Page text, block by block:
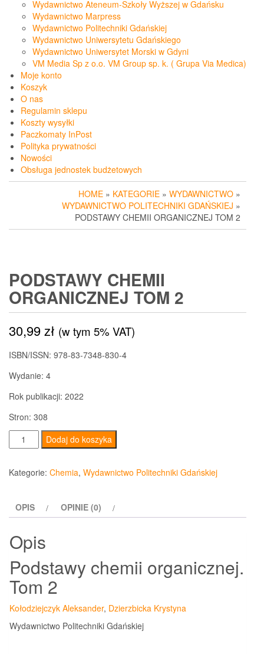
Wydawnictwo Ateneum-Szkoły Wyższej w Gdańsku
Wydawnictwo Marpress
Wydawnictwo Politechniki Gdańskiej
Wydawnictwo Uniwersytetu Gdańskiego
Wydawnictwo Uniwersytet Morski w Gdyni
VM Media Sp z o.o. VM Group sp. k. ( Grupa Via Medica)
Moje konto
Koszyk
O nas
Regulamin sklepu
Koszty wysyłki
Paczkomaty InPost
Polityka prywatności
Nowości
Obsługa jednostek budżetowych
HOME » KATEGORIE » WYDAWNICTWO »
WYDAWNICTWO POLITECHNIKI GDAŃSKIEJ »
PODSTAWY CHEMII ORGANICZNEJ TOM 2
PODSTAWY CHEMII
ORGANICZNEJ TOM 2
30,99zł (w tym 5% VAT)
ISBN/ISSN: 978-83-7348-830-4
Wydanie: 4
Rok publikacji: 2022
Stron: 308
ilość
Podstawy
chemii
organicznej
Dodaj do koszyka
Kategorie: Chemia, Wydawnictwo Politechniki Gdańskiej
OPIS OPINIE (0)
Opis
Podstawy chemii organicznej.
Tom 2
Kołodziejczyk Aleksander, Dzierzbicka Krystyna
Wydawnictwo Politechniki Gdańskiej